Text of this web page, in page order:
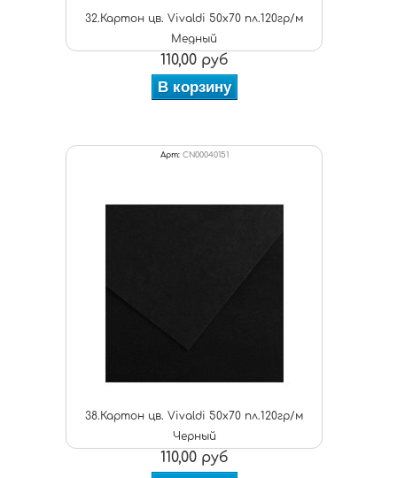
32.Картон цв. Vivaldi 50x70 пл.120гр/м
Медный
110,00 руб
В корзину
Арт: CN00040151
38.Картон цв. Vivaldi 50x70 пл.120гр/м
Черный
110,00 руб